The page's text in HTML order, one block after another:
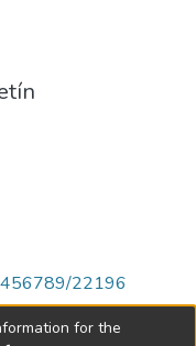
22196
for the